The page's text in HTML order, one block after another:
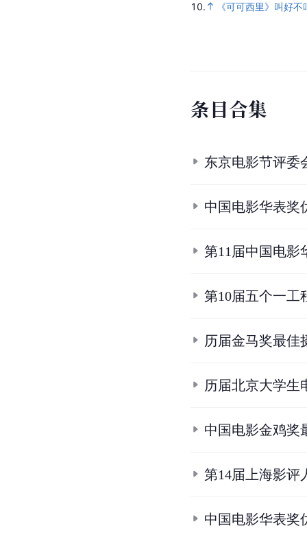
10.
《可可西里》叫好
条目合集
东京电影节评委
中国电影华表奖
第11届中国电影
第10届五个一工
历届金马奖最佳
历届北京大学生
中国电影金鸡奖
第14届上海影评
中国电影华表奖